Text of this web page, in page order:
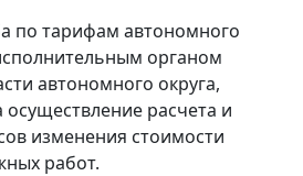
по тарифам автономного
органом
автономного округа,
расчета и
изменения стоимости
работ.